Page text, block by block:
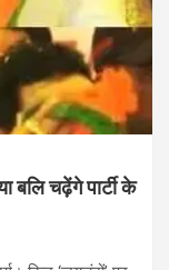
बलि चढ़ेंगे पार्टी के